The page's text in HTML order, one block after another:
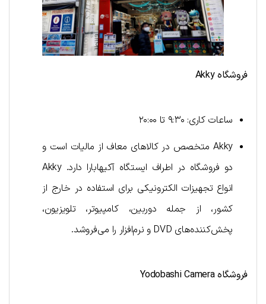
فروشگاهAkky
ساعات کاری: ۹:۳۰ تا ۲۰:۰۰
Akky متخصص در کالاهای معاف از مالیات است و
دو فروشگاه در اطراف ایستگاه آکیهابارا دارد. Akky
انواع تجهیزات الکترونیکی برای استفاده در خارج از
کشور، از جمله دوربین، کامپیوتر، تلویزیون،
پخش‌کننده‌های DVD و نرم‌افزار را می‌فروشد.
فروشگاهYodobashi Camera